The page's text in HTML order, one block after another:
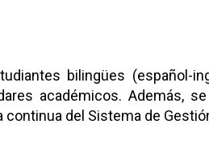
bilingües
académicos. Además,
del Sistema de